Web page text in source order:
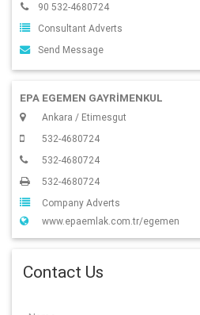
90 532-4680724
Consultant Adverts
Send Message
EPA EGEMEN GAYRİMENKUL
Ankara / Etimesgut
532-4680724
532-4680724
532-4680724
Company Adverts
www.epaemlak.com.tr/egemen
Contact Us